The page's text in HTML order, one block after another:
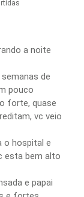
a noite
de
pouco
forte, quase
vc veio
o hospital e
esta bem alto
e papai